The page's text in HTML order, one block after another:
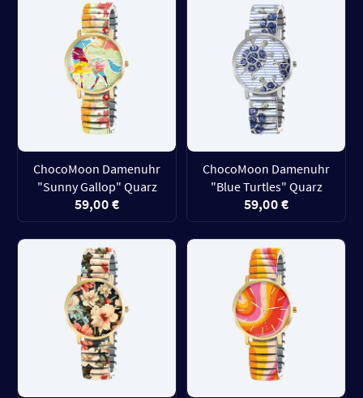
ChocoMoon Damenuhr
"Sunny Gallop" Quarz
59,00 €
ChocoMoon Damenuhr
"Blue Turtles" Quarz
59,00 €